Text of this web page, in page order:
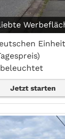
Jetzt starten